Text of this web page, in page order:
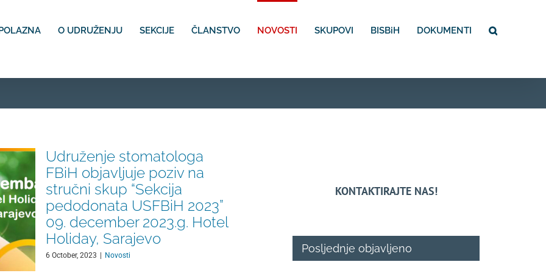
O UDRUŽENJU SEKCIJE ČLANSTVO NOVOSTI SKUPOVI BISBiH DOKUMENTI
Udruženje stomatologa
FBiH objavljuje poziv na
stručni skup “Sekcija
pedodonata USFBiH 2023”
09. december 2023.g. Hotel
Holiday, Sarajevo
6 October, 2023 Novosti
KONTAKTIRAJTE NAS!
Posljednje objavljeno